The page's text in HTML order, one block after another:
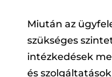
Miután az
szükséges
intézkedések
és